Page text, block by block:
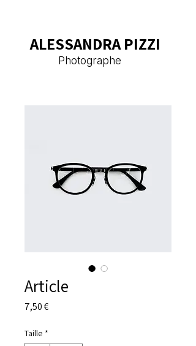
Photographe
ALESSANDRA PIZZI
Article
7,50 €Prix
Taille *